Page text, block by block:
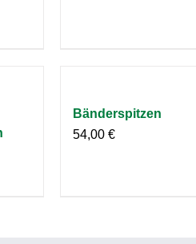
Bänderspitzen
54,00 €